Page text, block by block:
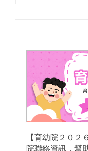
【育幼院２０２
院聯絡資訊，幫